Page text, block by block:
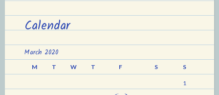
Calendar
March 2020
M T W T F S S
1